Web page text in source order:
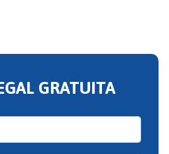
GRATUITA